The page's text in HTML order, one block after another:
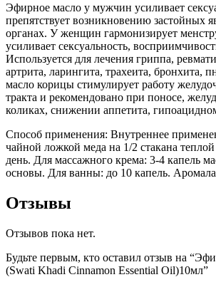
Эфирное масло у мужчин усиливает
препятствует возникновению застойных
органах. У женщин гармонизирует
усиливает сексуальность,
Используется для лечения гриппа,
артрита, ларингита, трахеита, бронхита,
масло корицы стимулирует работу
тракта и рекомендовано при поносе,
коликах, снижении аппетита,
Способ применения: Внутреннее
чайной ложкой меда на 1/2 стакана
день. Для массажного крема: 3-4 капель
основы. Для ванны: до 10 капель.
Отзывы
Отзывов пока нет.
Будьте первым, кто оставил отзыв на
(Swati Khadi Cinnamon Essential Oil)10мл”